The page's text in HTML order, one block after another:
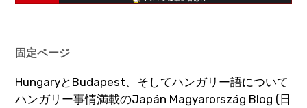
固定ページ
HungaryとBudapest、そしてハンガリー語について
ハンガリー事情満載のJapán Magyarország Blog (日